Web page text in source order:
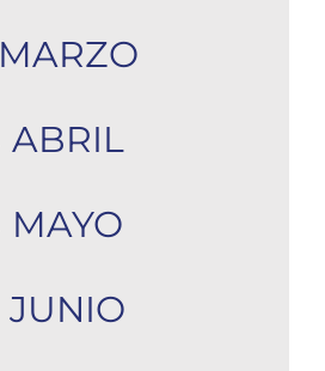
MARZO
ABRIL
MAYO
JUNIO